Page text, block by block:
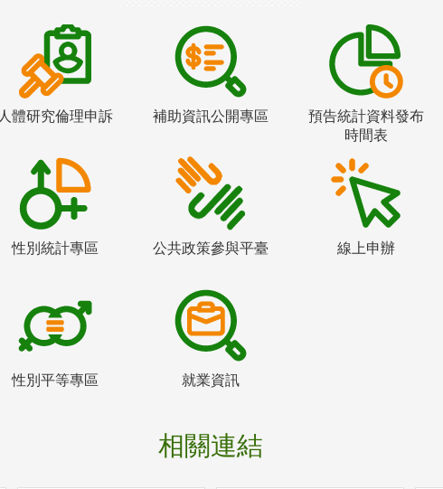
人體研究倫理申訴 補助資訊公開專區
預告統計資料發布
時間表
性別統計專區 公共政策參與平臺 線上申辦
性別平等專區 就業資訊
相關連結